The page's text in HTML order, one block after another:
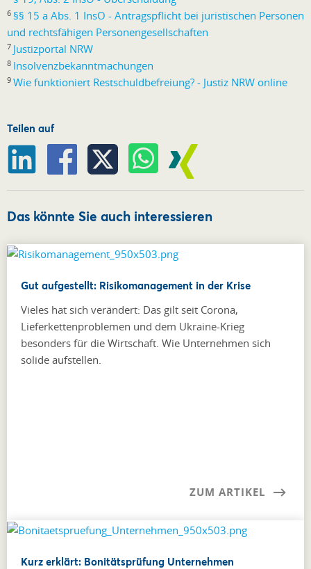
6 §§ 15 a Abs. 1 InsO - Antragspflicht bei juristischen Personen
und rechtsfähigen Personengesellschaften
7 Justizportal NRW
8 Insolvenzbekanntmachungen
9 Wie funktioniert Restschuldbefreiung? - Justiz NRW online
Teilen auf
Das könnte Sie auch interessieren
Gut aufgestellt: Risikomanagement in der Krise
Vieles hat sich verändert: Das gilt seit Corona,
Lieferkettenproblemen und dem Ukraine-Krieg
besonders für die Wirtschaft. Wie Unternehmen sich
solide aufstellen.
ZUM ARTIKEL
Kurz erklärt: Bonitätsprüfung Unternehmen